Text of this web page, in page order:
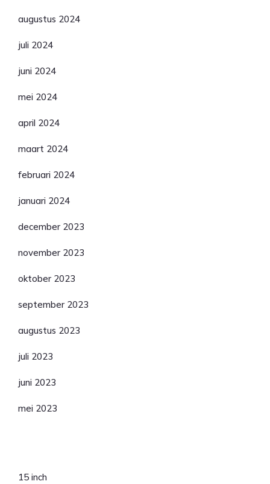
augustus 2024
juli 2024
juni 2024
mei 2024
april 2024
maart 2024
februari 2024
januari 2024
december 2023
november 2023
oktober 2023
september 2023
augustus 2023
juli 2023
juni 2023
mei 2023
15 inch